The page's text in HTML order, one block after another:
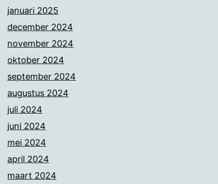
januari 2025
december 2024
november 2024
oktober 2024
september 2024
augustus 2024
juli 2024
juni 2024
mei 2024
april 2024
maart 2024